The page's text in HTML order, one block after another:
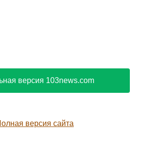
версия 103news.com
версия сайта